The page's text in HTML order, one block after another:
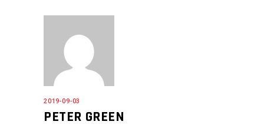
2019-09-03
PETER GREEN